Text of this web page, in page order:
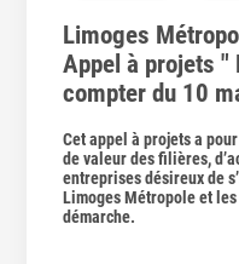
Limoges
Appel à projets "
compter du 10
Cet appel à projets a
de valeur des filières,
entreprises désireux de
Limoges Métropole et
démarche.